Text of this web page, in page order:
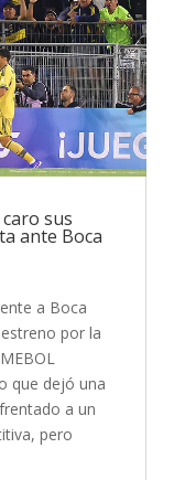
sus
ante Boca
a Boca
por la
que dejó una
a un
pero